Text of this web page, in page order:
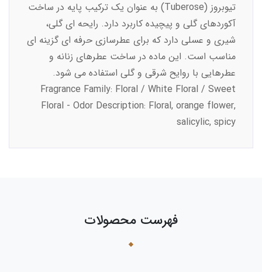
تیوبروز (Tuberose) به عنوان یک ترکیب پایه در ساخت
آکوردهای گلی و پیچیده کاربرد دارد. رایحه ای گلی،
شیری و عسلی دارد که برای عطرسازی حرفه ای گزینه ای
مناسب است. این ماده در ساخت عطرهای زنانه و
عطرهایی با روایح شرقی و گلی استفاده می شود.
Fragrance Family: Floral / White Floral / Sweet
Floral - Odor Description: Floral, orange flower,
salicylic, spicy
فهرست محصولات